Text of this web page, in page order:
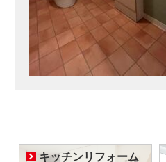
キッチンリフォーム